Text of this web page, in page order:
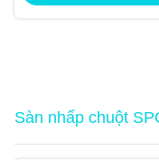
Sàn nhấp chuột